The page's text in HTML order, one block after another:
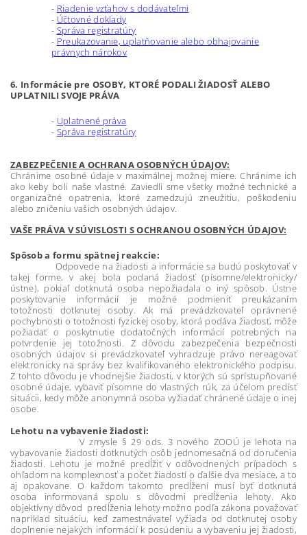
- Riadenie vzťahov s dodávateľmi
- Účtovné doklady
- Správa registratúry
- Preukazovanie, uplatňovanie alebo obhajovanie
právnych nárokov
6. Informácie pre OSOBY, KTORÉ PODALI ŽIADOSŤ ALEBO
UPLATNILI SVOJE PRÁVA
- Uplatnené práva
- Správa registratúry
ZABEZPEČENIE A OCHRANA OSOBNÝCH ÚDAJOV:
Chránime osobné údaje v maximálnej možnej miere. Chránime ich
ako keby boli naše vlastné. Zaviedli sme všetky možné technické a
organizačné opatrenia, ktoré zamedzujú zneužitiu, poškodeniu
alebo zničeniu vašich osobných údajov.
VAŠE PRÁVA V SÚVISLOSTI S OCHRANOU OSOBNÝCH ÚDAJOV:
Spôsob a formu spätnej reakcie:
Odpovede na žiadosti a informácie sa budú poskytovať v
takej forme, v akej bola podaná žiadosť (písomne/elektronicky/
ústne), pokiaľ dotknutá osoba nepožiadala o iný spôsob. Ústne
poskytovanie informácií je možné podmieniť preukázaním
totožnosti dotknutej osoby. Ak má prevádzkovateľ oprávnené
pochybnosti o totožnosti fyzickej osoby, ktorá podáva žiadosť, môže
požiadať o poskytnutie dodatočných informácií potrebných na
potvrdenie jej totožnosti. Z dôvodu zabezpečenia bezpečnosti
osobných údajov si prevádzkovateľ vyhradzuje právo nereagovať
elektronicky na správy bez kvalifikovaného elektronického podpisu.
Z tohto dôvodu je vhodnejšie žiadosti, v ktorých sú sprístupňované
osobné údaje, vybaviť písomne do vlastných rúk, za účelom predísť
situácii, kedy môže anonymná osoba vyžiadať chránené údaje o inej
osobe.
Lehotu na vybavenie žiadosti:
V zmysle § 29 ods. 3 nového ZOOÚ je lehota na
vybavovanie žiadosti dotknutých osôb jednomesačná od doručenia
žiadosti. Lehotu je možné predĺžiť v odôvodnených prípadoch s
ohľadom na komplexnosť a počet žiadostí o ďalšie dva mesiace, a to
aj opakovane. O každom takomto predĺžení musí byť dotknutá
osoba informovaná spolu s dôvodmi predĺženia lehoty. Ako
objektívny dôvod predĺženia lehoty možno podľa zákona považovať
napríklad situáciu, keď zamestnávateľ vyžiada od dotknutej osoby
doplnenie nejakých informácií k posúdeniu a vybaveniu jej žiadosti,